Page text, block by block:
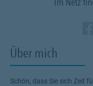
Über mich
Schön, dass Sie sich Zeit